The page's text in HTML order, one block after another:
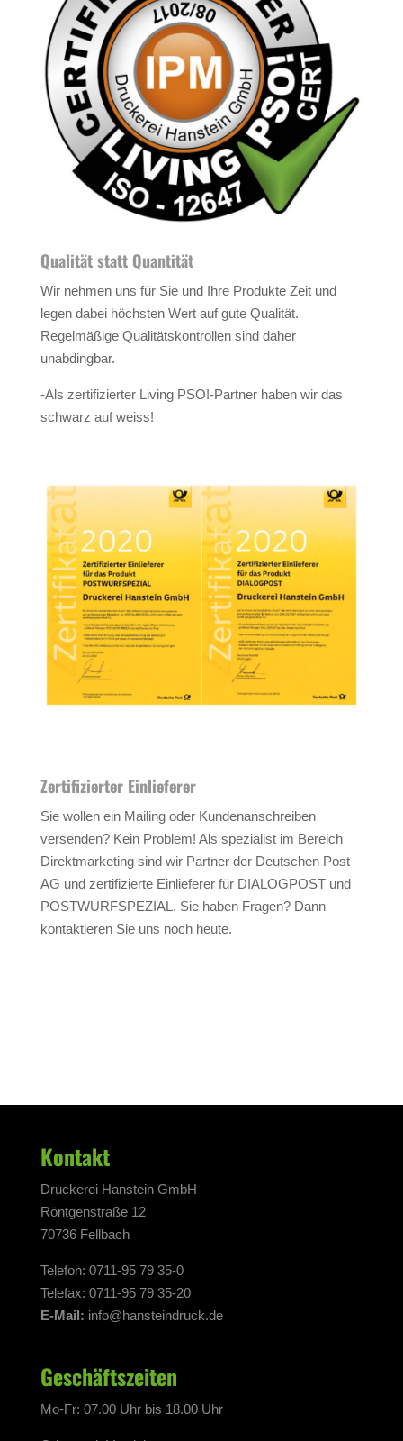
Qualität statt Quantität
Wir nehmen uns für Sie und Ihre Produkte Zeit und
legen dabei höchsten Wert auf gute Qualität.
Regelmäßige Qualitätskontrollen sind daher
unabdingbar.
-Als zertifizierter Living PSO!-Partner haben wir das
schwarz auf weiss!
Zertifizierter Einlieferer
Sie wollen ein Mailing oder Kundenanschreiben
versenden? Kein Problem! Als spezialist im Bereich
Direktmarketing sind wir Partner der Deutschen Post
AG und zertifizierte Einlieferer für DIALOGPOST und
POSTWURFSPEZIAL. Sie haben Fragen? Dann
kontaktieren Sie uns noch heute.
Kontakt
Druckerei Hanstein GmbH
Röntgenstraße 12
70736 Fellbach
Telefon: 0711-95 79 35-0
Telefax: 0711-95 79 35-20
E-Mail: info@hansteindruck.de
Geschäftszeiten
Mo-Fr: 07.00 Uhr bis 18.00 Uhr